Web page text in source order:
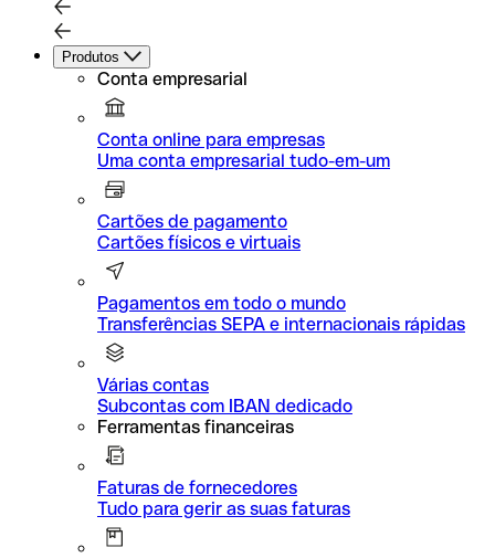
Produtos
Conta empresarial
Conta online para empresas
Uma conta empresarial tudo-em-um
Cartões de pagamento
Cartões físicos e virtuais
Pagamentos em todo o mundo
Transferências SEPA e internacionais rápidas
Várias contas
Subcontas com IBAN dedicado
Ferramentas financeiras
Faturas de fornecedores
Tudo para gerir as suas faturas